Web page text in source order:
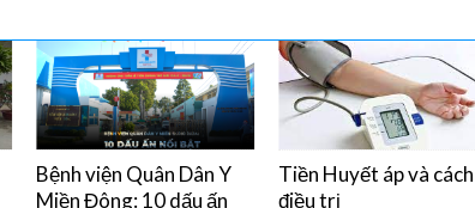
Bệnh viện Quân Dân Y
Miền Đông: 10 dấu ấn
Tiền Huyết áp và cách
điều trị